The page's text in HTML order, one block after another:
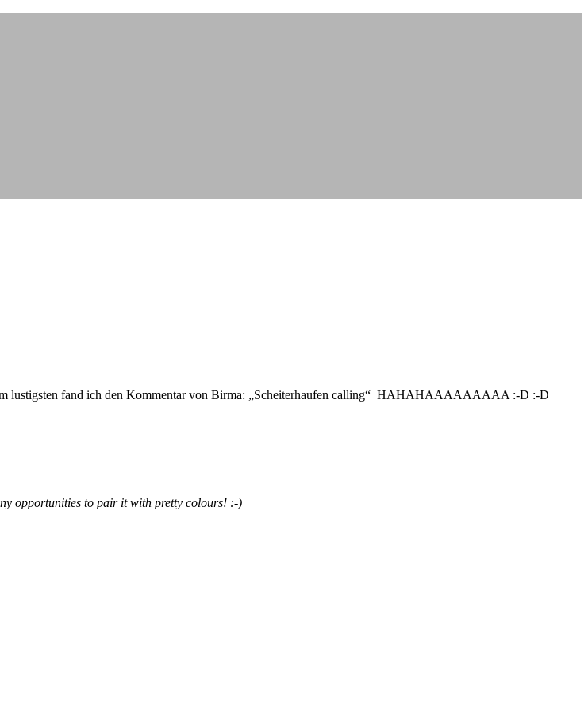
lustigsten fand ich den Kommentar von Birma: „Scheiterhaufen calling“ HAHAHAAAAAAAAA :-D :-D
opportunities to pair it with pretty colours! :-)